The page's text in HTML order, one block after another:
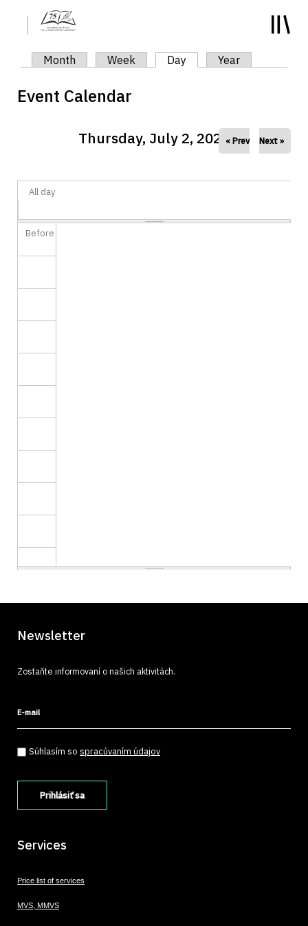
Primary tabs
Month Week Day (active tab)
Year
Event Calendar
Thursday, July 2, 2026« Prev Next »
All day
Before
Newsletter
Zostaňte informovaní o našich aktivitách.
E-mail
Súhlasím so spracúvaním údajov*
Súhlasím so spracúvaním údajov
Services
Price list of services
MVS, MMVS